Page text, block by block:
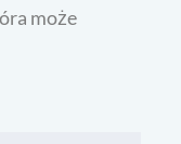
może